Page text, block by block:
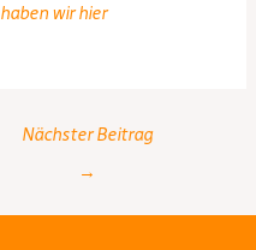
haben wir hier
Nächster Beitrag
→